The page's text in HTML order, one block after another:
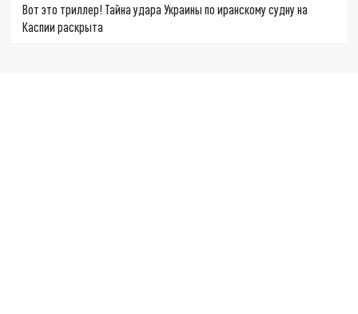
Вот это триллер! Тайна удара Украины по иранскому судну на
Каспии раскрыта